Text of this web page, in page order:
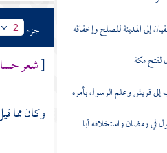
إلى المدينة للصلح وإخفاقه
لفتح مكة
قريش وعلم الرسول بأمره
في رمضان واستخلافه أبا
جزء 2
[شعر
وكان مما